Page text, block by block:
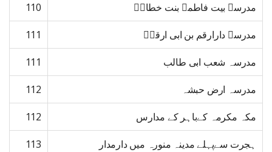
مدرسہ بیت فاطمہ بنت خطابؓ 110
مدرسہ دارارقم بن ابی ارقمؓ 111
مدرسہ شعب ابی طالب 111
مدرسہ ارض حبشہ 112
مکہ مکرمہ کےباہر کے مدارس 112
ہجرت سےپہلے مدینہ منورہ میں دارمدار 113